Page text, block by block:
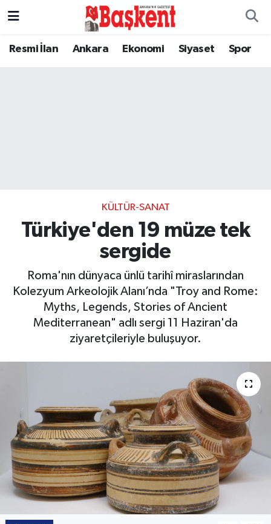
Resmi İlan Ankara Ekonomi Siyaset Spor
KÜLTÜR-SANAT
Türkiye'den 19 müze tek
sergide
Roma'nın dünyaca ünlü tarihî miraslarından
Kolezyum Arkeolojik Alanı’nda "Troy and Rome:
Myths, Legends, Stories of Ancient
Mediterranean" adlı sergi 11 Haziran'da
ziyaretçileriyle buluşuyor.